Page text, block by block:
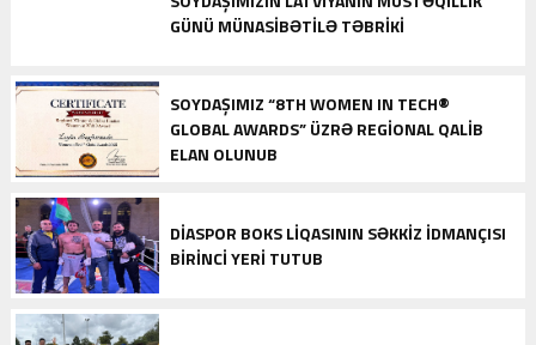
GÜNÜ MÜNASIBƏTILƏ TƏBRIKI
SOYDAŞIMIZ “8TH WOMEN IN TECH®
GLOBAL AWARDS” ÜZRƏ REGIONAL QALIB
ELAN OLUNUB
DIASPOR BOKS LIQASININ SƏKKIZ IDMANÇISI
BIRINCI YERI TUTUB